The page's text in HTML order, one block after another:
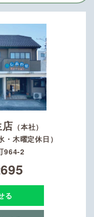
（本社）
木曜定休日）
964-2
る